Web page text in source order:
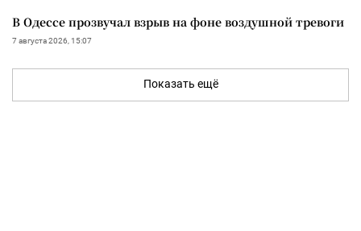
В Одессе прозвучал взрыв на фоне воздушной тревоги
7 августа 2026, 15:07
Показать ещё